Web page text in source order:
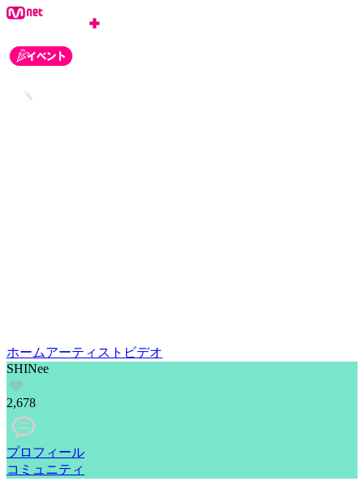
ホームアーティスト ビデオ
SHINee
2,678
プロフィール
コミュニティ